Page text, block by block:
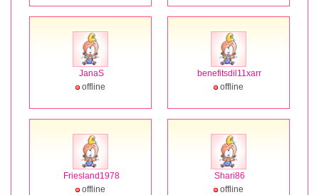
JanaS
offline
benefitsdil11xarr
offline
Friesland1978
offline
Shari86
offline